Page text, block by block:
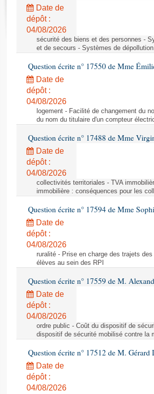
Rapports législatifs
Rapports sur l'application des lois
Baromètre de l’application des lois
Dossiers législatifs
Budget et sécurité sociale
Questions écrites et orales
Comptes rendus des débats
Date de
dépôt :
04/08/2026
sécurité des biens et des personnes -
et de secours - Systèmes de
Question écrite n° 17550 de Mme
Date de
dépôt :
04/08/2026
logement - Facilité de changement du
du nom du titulaire d'un compteur
Question écrite n° 17488 de Mme
Date de
dépôt :
04/08/2026
collectivités territoriales - TVA
immobilière : conséquences pour les
Question écrite n° 17594 de Mme
Date de
dépôt :
04/08/2026
ruralité - Prise en charge des trajets
élèves au sein des RPI
Question écrite n° 17559 de M.
Date de
dépôt :
04/08/2026
ordre public - Coût du dispositif de
dispositif de sécurité mobilisé contre la
Question écrite n° 17512 de M. Gérard
Date de
dépôt :
04/08/2026